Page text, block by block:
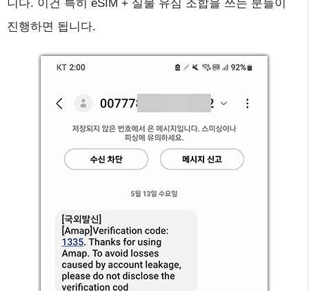
니다. 이건 특히 eSIM + 실물 유심 조합을 쓰는 분들이
진행하면 됩니다.